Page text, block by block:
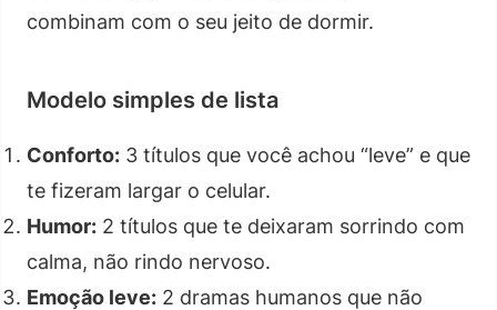
combinam com o seu jeito de dormir.
Modelo simples de lista
Conforto: 3 títulos que você achou “leve” e que
te fizeram largar o celular.
Humor: 2 títulos que te deixaram sorrindo com
calma, não rindo nervoso.
Emoção leve: 2 dramas humanos que não